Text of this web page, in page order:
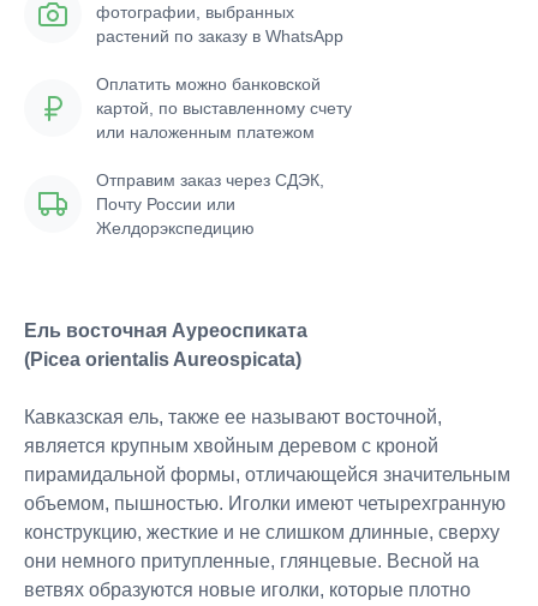
фотографии, выбранных
растений по заказу в WhatsApp
Отправим заказ через СДЭК,
Почту России или
Желдорэкспедицию
Оплатить можно банковской
картой, по выставленному счету
или наложенным платежом
Ель восточная Ауреоспиката
(Picea orientalis Aureospicata)
Кавказская ель, также ее называют восточной,
является крупным хвойным деревом с кроной
пирамидальной формы, отличающейся значительным
объемом, пышностью. Иголки имеют четырехгранную
конструкцию, жесткие и не слишком длинные, сверху
они немного притупленные, глянцевые. Весной на
ветвях образуются новые иголки, которые плотно